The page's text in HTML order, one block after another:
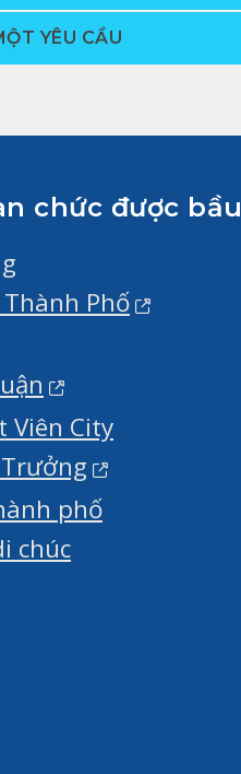
YÊU CẦU
chức được bầu
Phố
Viên City
phố
chúc